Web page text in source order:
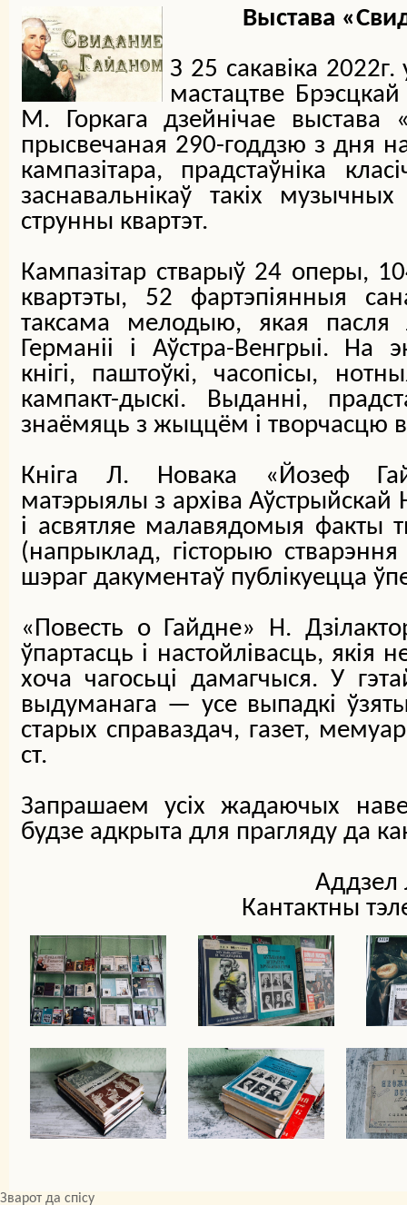
Выстава
З 25 сакавіка
мастацтве Брэсцкай
М. Горкага дзейнічае выстава
прысвечаная 290-годдзю з дня
кампазітара, прадстаўніка
заснавальнікаў такіх
струнны квартэт.
Кампазітар стварыў 24 оперы,
квартэты, 52 фартэпіянныя
таксама мелодыю, якая пасля
Германіі і Аўстра-Венгрыі. На
кнігі, паштоўкі, часопісы,
кампакт-дыскі. Выданні,
знаёмяць з жыццём і творчасцю
Кніга Л. Новака «Йозеф
матэрыялы з архіва Аўстрыйскай
і асвятляе малавядомыя факты
(напрыклад, гісторыю
шэраг дакументаў публікуецца
«Повесть о Гайдне» Н.
ўпартасць і настойлівасць, якія
хоча чагосьці дамагчыся. У
выдуманага — усе выпадкі
старых справаздач, газет,
ст.
Запрашаем усіх жадаючых
будзе адкрыта для прагляду да
Аддзел
Кантактны
Зварот да спісу